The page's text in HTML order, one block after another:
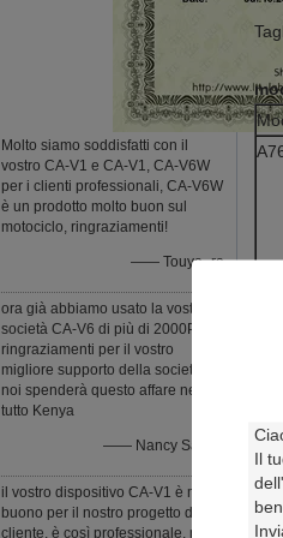
Molto siamo soddisfatti con il
vostro CA-V1 e CA-V1, CA-V6W
per i clienti professionali, CA-V6W
è un prodotto molto buon sul
motociclo, ringraziamenti!
—— Touya_ra
ora già abbiamo usato la vostra
società CA-V6 di più di 2000Pcs,
ringraziamenti per il vostro
migliore supporto della società,
noi spenderà questo affare nel
tutto Kenya
—— Nancy Saruni
il vostro dispositivo CA-V1 è molto
buono per il nostro progetto del
cliente, è così professionale, noi